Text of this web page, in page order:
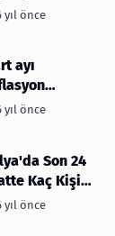
açıklandı
yıl önce
ayı
yıl önce
Son 24
Kaç Kişi
yıl önce